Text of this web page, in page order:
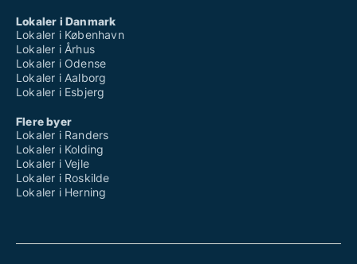
Lokaler i Danmark
Lokaler i København
Lokaler i Århus
Lokaler i Odense
Lokaler i Aalborg
Lokaler i Esbjerg
Flere byer
Lokaler i Randers
Lokaler i Kolding
Lokaler i Vejle
Lokaler i Roskilde
Lokaler i Herning